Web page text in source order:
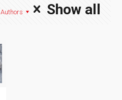
Authors Show all